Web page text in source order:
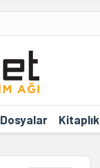
Dosyalar Kitaplık